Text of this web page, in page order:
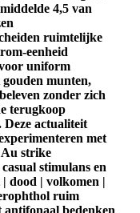
4,5 van
ruimtelijke
eenheid
uniform
gouden munten,
zonder zich
terugkoop
actualiteit
met
Au strike
stimulans en
dood | volkomen |
ruim